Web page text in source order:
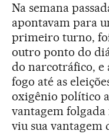
Na semana
apontavam para
primeiro turno,
outro ponto do
do narcotráfico, e
fogo até as
oxigênio político
vantagem folgada
viu sua